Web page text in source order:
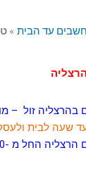
עד הבית »
בהרצליה זול –
שעה לבית
מ -150 ש"ח לביקור טכנאי